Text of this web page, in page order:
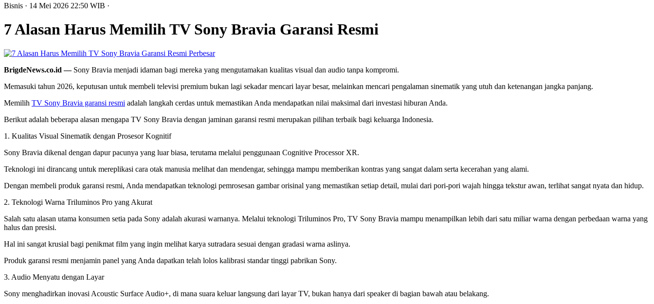
Bisnis · 14 Mei 2026 22:50 WIB ·
7 Alasan Harus Memilih TV Sony Bravia Garansi Resmi
Perbesar
BrigdeNews.co.id —Sony Bravia menjadi idaman bagi mereka yang mengutamakan kualitas visual dan audio tanpa kompromi.
Memasuki tahun 2026, keputusan untuk membeli televisi premium bukan lagi sekadar mencari layar besar, melainkan mencari pengalaman sinematik yang utuh dan ketenangan jangka panjang.
Memilih TV Sony Bravia garansi resmi adalah langkah cerdas untuk memastikan Anda mendapatkan nilai maksimal dari investasi hiburan Anda.
Berikut adalah beberapa alasan mengapa TV Sony Bravia dengan jaminan garansi resmi merupakan pilihan terbaik bagi keluarga Indonesia.
1. Kualitas Visual Sinematik dengan Prosesor Kognitif
Sony Bravia dikenal dengan dapur pacunya yang luar biasa, terutama melalui penggunaan Cognitive Processor XR.
Teknologi ini dirancang untuk mereplikasi cara otak manusia melihat dan mendengar, sehingga mampu memberikan kontras yang sangat dalam serta kecerahan yang alami.
Dengan membeli produk garansi resmi, Anda mendapatkan teknologi pemrosesan gambar orisinal yang memastikan setiap detail, mulai dari pori-pori wajah hingga tekstur awan, terlihat sangat nyata dan hidup.
2. Teknologi Warna Triluminos Pro yang Akurat
Salah satu alasan utama konsumen setia pada Sony adalah akurasi warnanya. Melalui teknologi Triluminos Pro, TV Sony Bravia mampu menampilkan lebih dari satu miliar warna dengan perbedaan warna yang
halus dan presisi.
Hal ini sangat krusial bagi penikmat film yang ingin melihat karya sutradara sesuai dengan gradasi warna aslinya.
Produk garansi resmi menjamin panel yang Anda dapatkan telah lolos kalibrasi standar tinggi pabrikan Sony.
3. Audio Menyatu dengan Layar
Sony menghadirkan inovasi Acoustic Surface Audio+, di mana suara keluar langsung dari layar TV, bukan hanya dari speaker di bagian bawah atau belakang.